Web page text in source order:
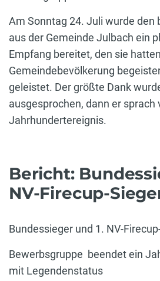
Am Sonntag 24. Juli wurde den
aus der Gemeinde Julbach ein
Empfang bereitet, den sie
Gemeindebevölkerung
geleistet. Der größte Dank
ausgesprochen, dann er sprach
Jahrhundertereignis.
Bericht:
NV-Firecup-
Bundessieger und 1. NV-
Bewerbsgruppe beendet ein
mit Legendenstatus